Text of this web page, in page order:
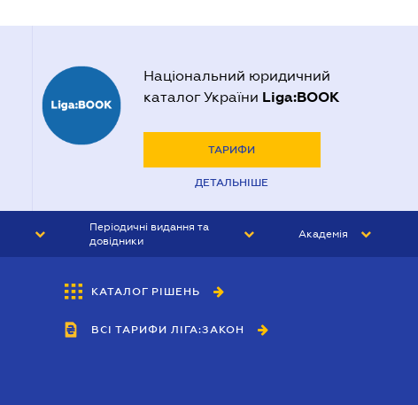
Національний юридичний
каталог України Liga:BOOK
ТАРИФИ
ДЕТАЛЬНІШЕ
Періодичні видання та
довідники
БУХГАЛТЕР&ЗАКОН
ВІСНИК МСФЗ
Академія
КАТАЛОГ РІШЕНЬ
ВСІ ТАРИФИ ЛІГА:ЗАКОН